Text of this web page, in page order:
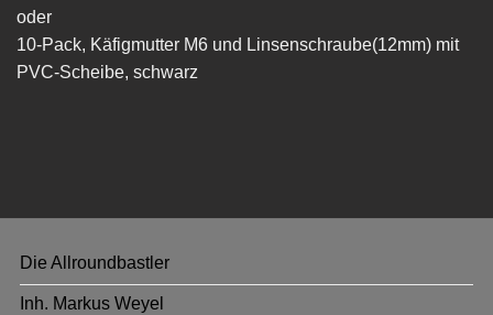
oder
10-Pack, Käfigmutter M6 und Linsenschraube(12mm) mit
PVC-Scheibe, schwarz
Die Allroundbastler
Inh. Markus Weyel